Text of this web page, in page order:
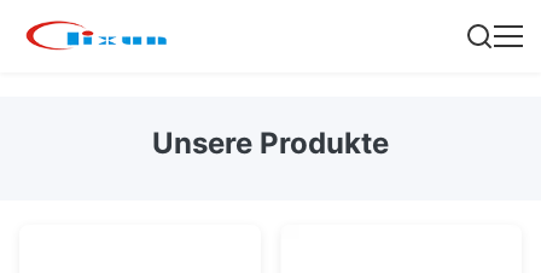
Unsere Produkte